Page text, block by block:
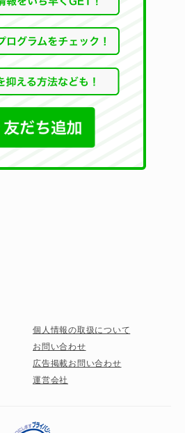
個人情報の取扱について
お問い合わせ
広告掲載お問い合わせ
運営会社